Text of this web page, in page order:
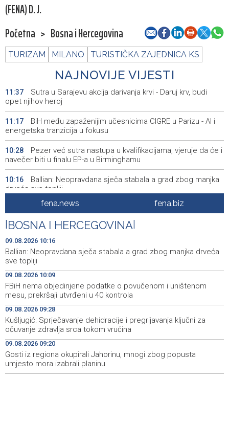
(FENA) D. J.
Početna > Bosna i Hercegovina
TURIZAM MILANO TURISTIČKA ZAJEDNICA KS
NAJNOVIJE VIJESTI
11:37
Sutra u Sarajevu akcija darivanja krvi - Daruj krv, budi
opet njihov heroj
11:17
BiH među zapaženijim učesnicima CIGRE u Parizu - AI i
energetska tranzicija u fokusu
10:28
Pezer već sutra nastupa u kvalifikacijama, vjeruje da će i
navečer biti u finalu EP-a u Birminghamu
10:16
Ballian: Neopravdana sječa stabala a grad zbog manjka
drveća sve topliji
FBiH nema objedinjene podatke o povučenom i
uništenom mesu, prekršaji utvrđeni u 40 kontrola
10:03
Marija Šerifović pred više hiljada posjetitelja na Piroti
zatvorila 'Dane dijaspore 2026' u Travniku
Kušljugić: Sprječavanje dehidracije i pregrijavanja ključni
za očuvanje zdravlja srca tokom vrućina
09:27
U jami 'Raspotočje' petu noć prenoćilo devet zeničkih
rudara
09:20
Gosti iz regiona okupirali Jahorinu, mnogi zbog popusta
umjesto mora izabrali planinu
09:17
Požar kod Konjica lokaliziran, vatrogasci i dalje na
terenu
fena.news fena.biz
BOSNA I HERCEGOVINA
09.08.2026 10:16
Ballian: Neopravdana sječa stabala a grad zbog manjka drveća
sve topliji
09.08.2026 10:09
FBiH nema objedinjene podatke o povučenom i uništenom
mesu, prekršaji utvrđeni u 40 kontrola
09.08.2026 09:28
Kušljugić: Sprječavanje dehidracije i pregrijavanja ključni za
očuvanje zdravlja srca tokom vrućina
09.08.2026 09:20
Gosti iz regiona okupirali Jahorinu, mnogi zbog popusta
umjesto mora izabrali planinu